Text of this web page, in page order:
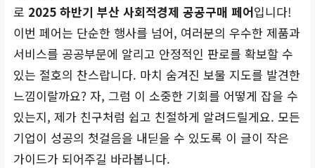
로 2025 하반기 부산 사회적경제 공공구매 페어입니다!
이번 페어는 단순한 행사를 넘어, 여러분의 우수한 제품과
서비스를 공공부문에 알리고 안정적인 판로를 확보할 수
있는 절호의 찬스랍니다. 마치 숨겨진 보물 지도를 발견한
느낌이랄까요? 자, 그럼 이 소중한 기회를 어떻게 잡을 수
있는지, 제가 친구처럼 쉽고 친절하게 알려드릴게요. 모든
기업이 성공의 첫걸음을 내딛을 수 있도록 이 글이 작은
가이드가 되어주길 바라봅니다.